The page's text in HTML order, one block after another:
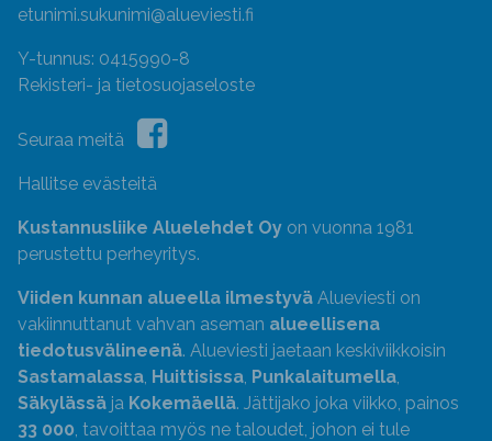
etunimi.sukunimi@alueviesti.fi
Y-tunnus: 0415990-8
Rekisteri- ja tietosuojaseloste
Seuraa meitä
Hallitse evästeitä
Kustannusliike Aluelehdet Oy on vuonna 1981
perustettu perheyritys.
Viiden kunnan alueella ilmestyvä Alueviesti on
vakiinnuttanut vahvan aseman alueellisena
tiedotusvälineenä. Alueviesti jaetaan keskiviikkoisin
Sastamalassa, Huittisissa, Punkalaitumella,
Säkylässä ja Kokemäellä. Jättijako joka viikko, painos
33 000, tavoittaa myös ne taloudet, johon ei tule